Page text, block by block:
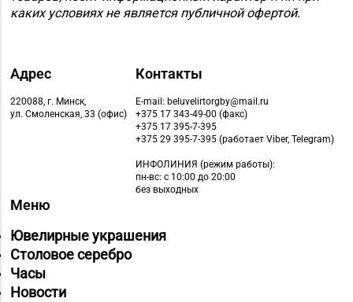
каких условиях не является публичной офертой.
Адрес
220088, г. Минск,
ул. Смоленская, 33 (офис)
Контакты
E-mail: beluvelirtorgby@mail.ru
+375 17 343-49-00 (факс)
+375 17 395-7-395
+375 29 395-7-395 (работает Viber, Telegram)
ИНФОЛИНИЯ (режим работы):
пн-вс: с 10:00 до 20:00
без выходных
Меню
Ювелирные украшения
Столовое серебро
Часы
Новости